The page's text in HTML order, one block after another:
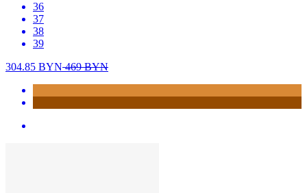
36
37
38
39
304.85 BYN469BYN